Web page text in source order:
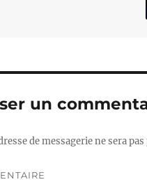
un
de messagerie ne sera pas